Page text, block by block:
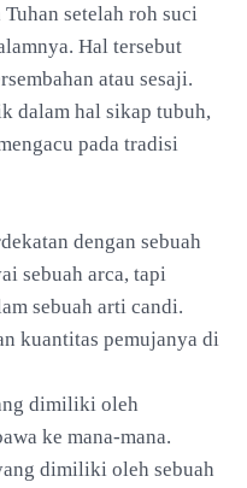
setelah roh suci
Hal tersebut
atau sesaji.
dalam hal sikap tubuh,
pada tradisi
dengan sebuah
sebuah arca, tapi
sebuah arti candi.
kuantitas pemujanya di
dimiliki oleh
ke mana-mana.
dimiliki oleh sebuah